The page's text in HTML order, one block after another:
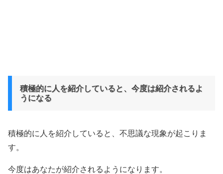
積極的に人を紹介していると、今度は紹介されるよ
うになる
積極的に人を紹介していると、不思議な現象が起こりま
す。
今度はあなたが紹介されるようになります。